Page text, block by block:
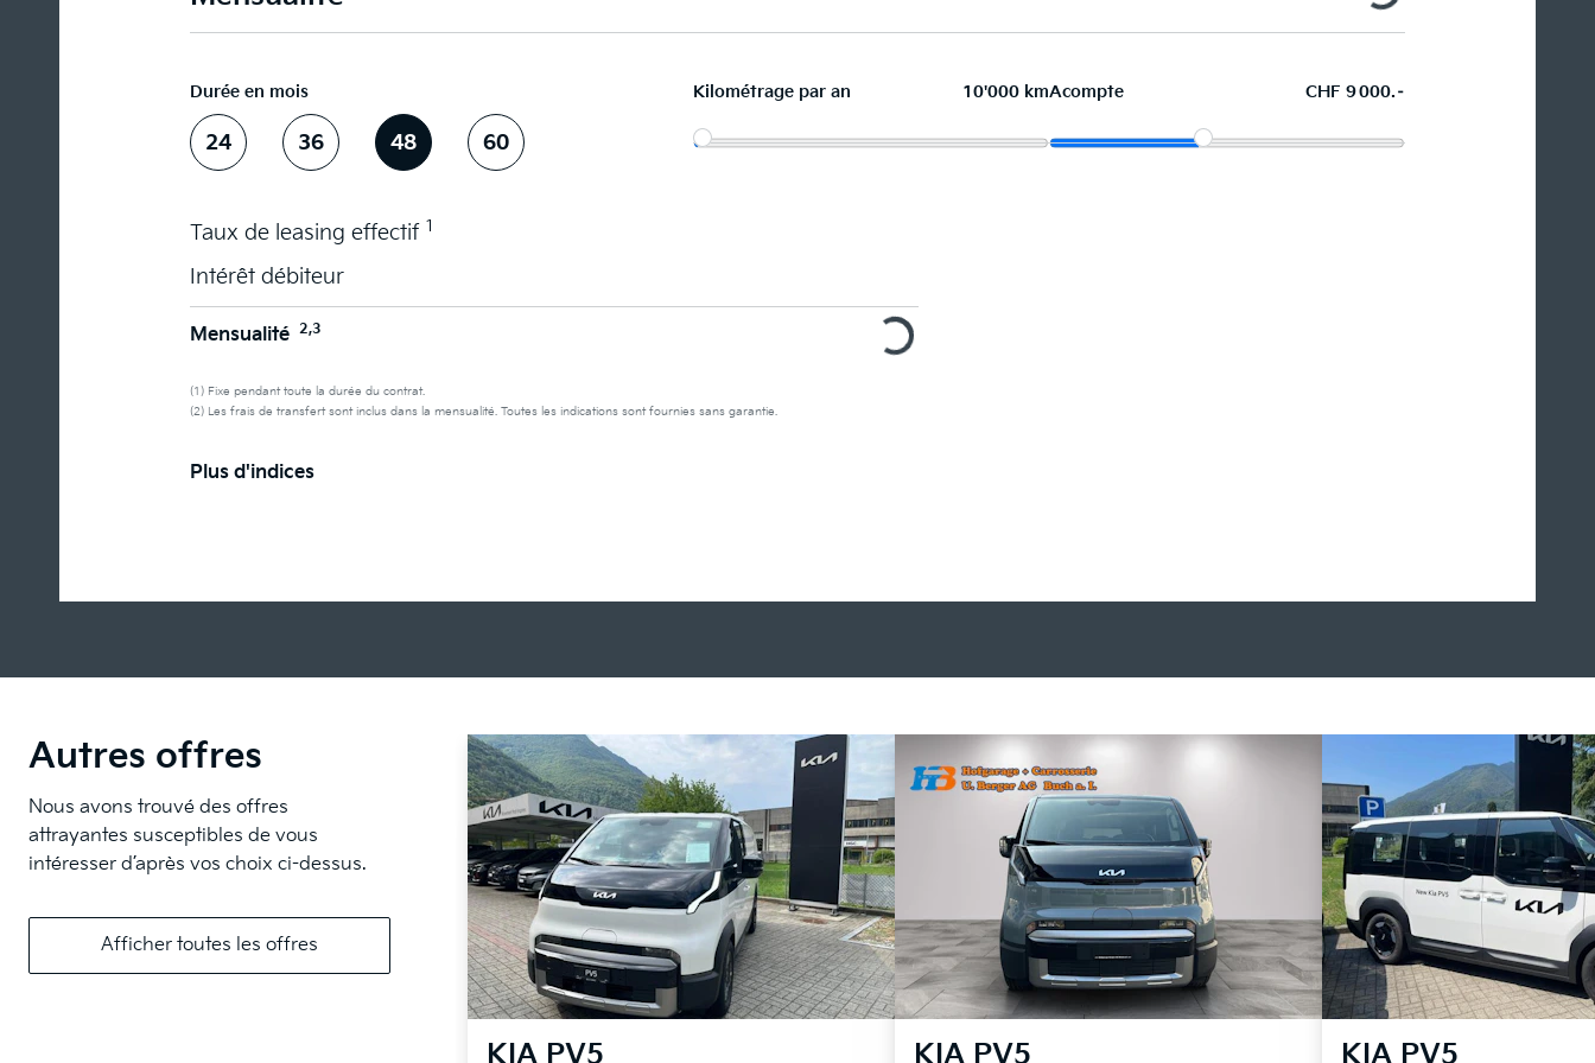
Durée en mois
24 36 48 60
Kilométrage par an 10'000 kmAcompte CHF 9 000.–
Taux de leasing effectif 1
Intérêt débiteur
Mensualité 2,3
(1) Fixe pendant toute la durée du contrat.
(2) Les frais de transfert sont inclus dans la mensualité. Toutes les indications sont fournies sans garantie.
Plus d'indices
Autres offres
Nous avons trouvé des offres
attrayantes susceptibles de vous
intéresser d’après vos choix ci-dessus.
Afficher toutes les offres
KIA PV5 KIA PV5 KIA PV5